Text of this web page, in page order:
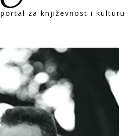
portal za književnost i kulturu